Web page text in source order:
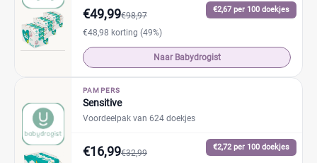
€2,67 per 100 doekjes
€49,99€98,97
€48,98 korting (49%)
Naar Babydrogist
PAMPERS
Sensitive
Voordeelpak van 624 doekjes
€2,72 per 100 doekjes
€16,99€32,99